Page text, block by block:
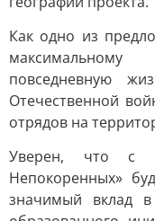
Как одно из
повседневную
Отечественной
отрядов на
Уверен, что с
Непокоренных»
значимый вклад в